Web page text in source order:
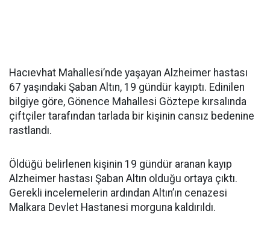
Hacıevhat Mahallesi’nde yaşayan Alzheimer hastası
67 yaşındaki Şaban Altın, 19 gündür kayıptı. Edinilen
bilgiye göre, Gönence Mahallesi Göztepe kırsalında
çiftçiler tarafından tarlada bir kişinin cansız bedenine
rastlandı.
Öldüğü belirlenen kişinin 19 gündür aranan kayıp
Alzheimer hastası Şaban Altın olduğu ortaya çıktı.
Gerekli incelemelerin ardından Altın’ın cenazesi
Malkara Devlet Hastanesi morguna kaldırıldı.